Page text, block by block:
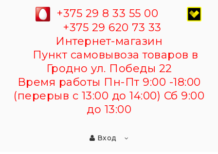
+375 29 8 33 55 00
+375 29 620 73 33
Интернет-магазин
Пункт самовывоза товаров в
Гродно ул. Победы 22
Время работы Пн-Пт 9:00 -18:00
(перерыв с 13:00 до 14:00) Сб 9:00
до 13:00
Вход